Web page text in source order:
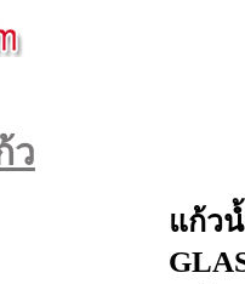
ว
แก้ว